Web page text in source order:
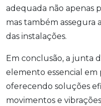
adequada não apenas
mas também assegura
das instalações.
Em conclusão, a junta
elemento essencial
oferecendo soluções
movimentos e